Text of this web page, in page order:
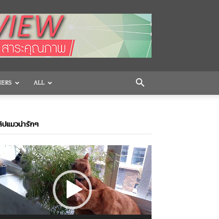
ALL
แมวน่ารักๆ